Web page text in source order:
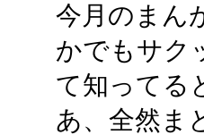
今月のまん
かでもサク
て知ってる
あ、全然ま